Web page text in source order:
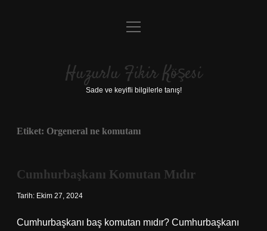
Anasayfa
Yasal Uyarı
menüyü
Huzurlu Fikir Köşesi
Sade ve keyifli bilgilerle tanış!
Etiket: Orgeneral ne komutanı
Cumhurbaşkanı Komutan Mıdır
Tarih: Ekim 27, 2024
Cumhurbaşkanı baş komutan mıdır? Cumhurbaşkanı